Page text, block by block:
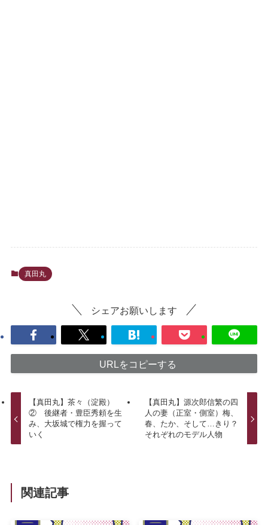
真田丸
シェアお願いします
URLをコピーする
【真田丸】茶々（淀殿）
② 後継者・豊臣秀頼を生
み、大坂城で権力を握って
いく
【真田丸】源次郎信繁の四
人の妻（正室・側室）梅、
春、たか、そして…きり？
それぞれのモデル人物
関連記事